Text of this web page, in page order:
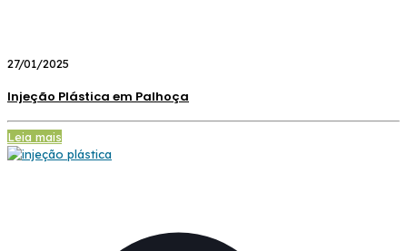
27/01/2025
Injeção Plástica em Palhoça
Leia mais